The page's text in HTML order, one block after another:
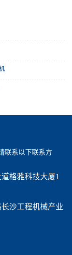
联系以下联系方
格雅科技大厦1
沙工程机械产业